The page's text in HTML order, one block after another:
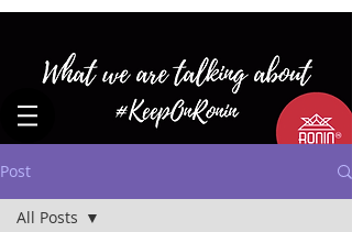
Post
All Posts